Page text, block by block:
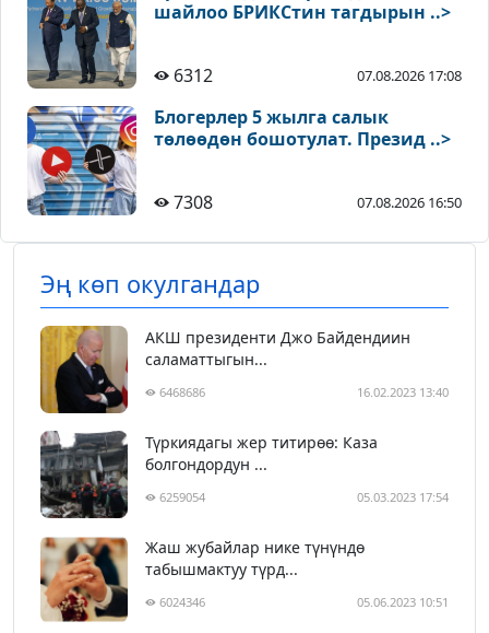
шайлоо БРИКСтин тагдырын ..>
6312 07.08.2026 17:08
Блогерлер 5 жылга салык
төлөөдөн бошотулат. Презид ..>
7308 07.08.2026 16:50
Эң көп окулгандар
АКШ президенти Джо Байдендиин
саламаттыгын...
6468686 16.02.2023 13:40
Түркиядагы жер титирөө: Каза
болгондордун ...
6259054 05.03.2023 17:54
Жаш жубайлар нике түнүндө
табышмактуу түрд...
6024346 05.06.2023 10:51